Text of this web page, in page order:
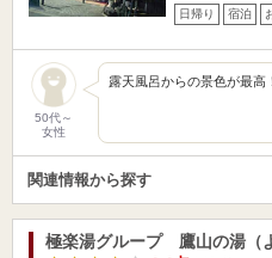
日帰り 宿泊
50代～
女性
露天風呂からの景色が最高
関連情報から探す
極楽湯グループ 鷹山の湯（